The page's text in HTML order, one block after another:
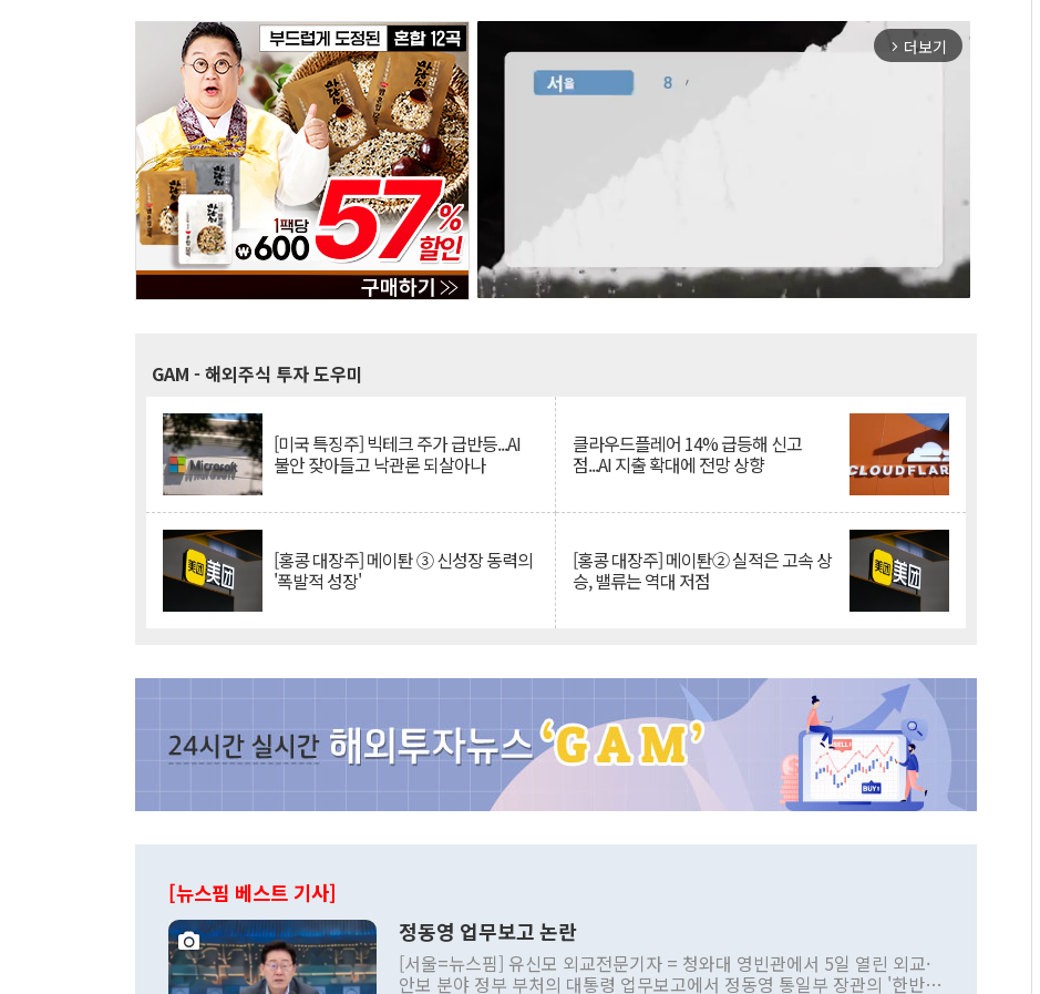
arrow_forward_ios 더보기
GAM - 해외주식 투자 도우미
[미국 특징주] 빅테크 주가 급반등...AI
불안 잦아들고 낙관론 되살아나
클라우드플레어 14% 급등해 신고
점...AI 지출 확대에 전망 상향
[홍콩 대장주] 메이퇀 ③ 신성장 동력의
'폭발적 성장'
[홍콩 대장주] 메이퇀② 실적은 고속 상
승, 밸류는 역대 저점
[뉴스핌 베스트 기사]
정동영 업무보고 논란
[서울=뉴스핌] 유신모 외교전문기자 = 청와대 영빈관에서 5일 열린 외교·
안보 분야 정부 부처의 대통령 업무보고에서 정동영 통일부 장관의 '한반도